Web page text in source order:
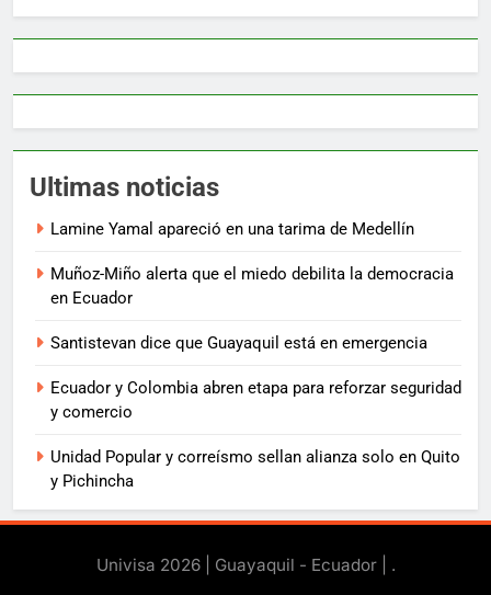
Ultimas noticias
Lamine Yamal apareció en una tarima de Medellín
Muñoz-Miño alerta que el miedo debilita la democracia
en Ecuador
Santistevan dice que Guayaquil está en emergencia
Ecuador y Colombia abren etapa para reforzar seguridad
y comercio
Unidad Popular y correísmo sellan alianza solo en Quito
y Pichincha
Univisa 2026 | Guayaquil - Ecuador | .